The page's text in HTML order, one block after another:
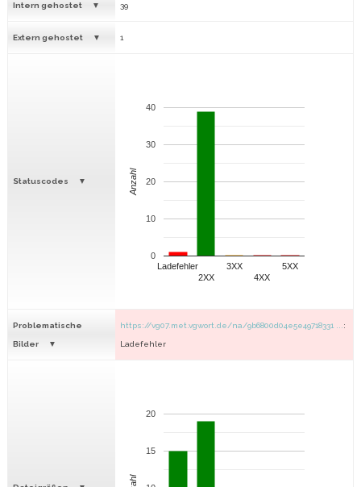
Intern gehostet 39
Extern gehostet 1
Statuscodes
Ladefehler
2XX
3XX
4XX
5XX
0
10
20
30
40
Anzahl
Problematische
Bilder
https://vg07.met.vgwort.de/na/9b6800d04e5e49718331 ... :
Ladefehler
15
20